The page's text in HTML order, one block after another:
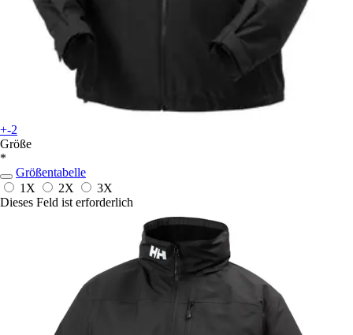
+-2
Größe
*
Größentabelle
1X
2X
3X
Dieses Feld ist erforderlich